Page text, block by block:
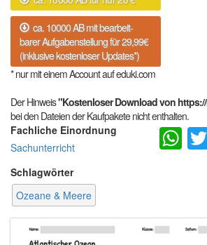
ca. 10000 AB mit bearbeit-
barer Aufgabenstellung für 29,99€
(inklusive kostenloser Updates*)
* nur mit einem Account auf eduki.com
Der Hinweis"Kostenloser Download von
bei den Dateien der Kaufpakete nicht enthalten.
Fachliche Einordnung
Sachunterricht
Schlagwörter
Ozeane & Meere